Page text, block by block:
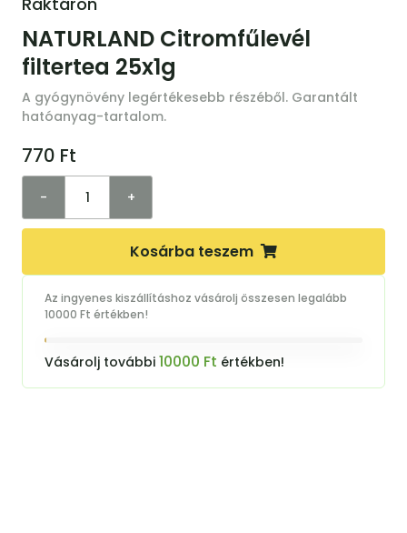
NATURLAND Citromfűlevél
filtertea 25x1g
A gyógynövény legértékesebb részéből. Garantált
hatóanyag-tartalom.
770 Ft
- +
Kosárba teszem
Az ingyenes kiszállításhoz vásárolj összesen legalább
10000 Ft értékben!
Vásárolj további 10000 Ft értékben!